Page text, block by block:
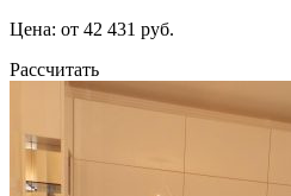
Цена: от 42 431 руб.
Рассчитать